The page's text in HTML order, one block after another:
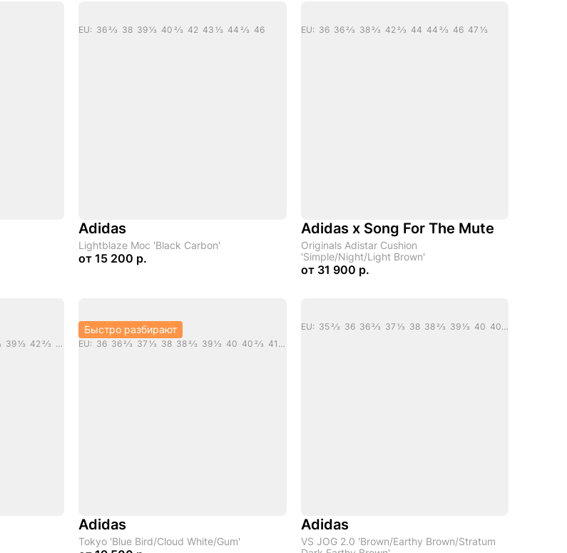
EU: 36 2/3 38 39 1/3 40 2/3 42 43 1/3 44 2/3 46
Adidas
Lightblaze Moc 'Black Carbon'
от 15 200 р.
EU: 36 36 2/3 38 2/3 42 2/3 44 44 2/3 46 47 1/3
Adidas x Song For The Mute
Originals Adistar Cushion
'Simple/Night/Light Brown'
от31 900 р.
EU: 35 2/3 36 36 2/3 37 1/3 38 38 2/3 39 1/3 42 2/3 44 2/3
Быстро разбирают
EU: 36 36 2/3 37 1/3 38 38 2/3 39 1/3 40 40 2/3 41 1/3 42 42 2/3 43 1/3 44
Adidas
Tokyo 'Blue Bird/Cloud White/Gum'
EU: 35 2/3 36 36 2/3 37 1/3 38 38 2/3 39 1/3 40 40 2/3 41 1/3 42 42 2/3 43 1/3 44 44 2/3 45 1/3 46 46 2/3 47 1/3
Adidas
VS JOG 2.0 'Brown/Earthy Brown/Stratum